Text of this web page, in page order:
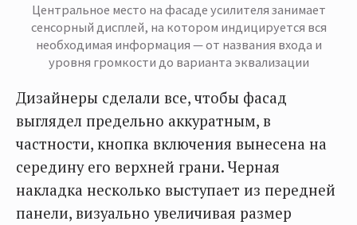
Центральное место на фасаде усилителя занимает
сенсорный дисплей, на котором индицируется вся
необходимая информация — от названия входа и
уровня громкости до варианта эквализации
Дизайнеры сделали все, чтобы фасад
выглядел предельно аккуратным, в
частности, кнопка включения вынесена на
середину его верхней грани. Черная
накладка несколько выступает из передней
панели, визуально увеличивая размер